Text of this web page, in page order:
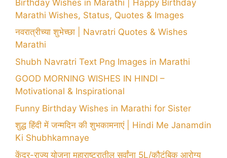
Birthday Wishes in Marathi | Happy Birthday
Marathi Wishes, Status, Quotes & Images
नवरात्रीच्या शुभेच्छा | Navratri Quotes & Wishes
Marathi
Shubh Navratri Text Png Images in Marathi
GOOD MORNING WISHES IN HINDI –
Motivational & Inspirational
Funny Birthday Wishes in Marathi for Sister
शुद्ध हिंदी में जन्मदिन की शुभकामनाएं | Hindi Me Janamdin
Ki Shubhkamnaye
केंद्र-राज्य योजना महाराष्ट्रातील सर्वांना 5L/कौटुंबिक आरोग्य